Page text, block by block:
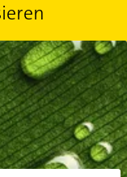
berechnet er sich?